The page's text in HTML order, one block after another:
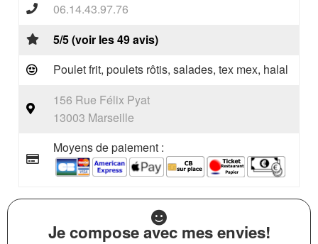
06.14.43.97.76
5/5 (voir les 49 avis)
Poulet frit, poulets rôtis, salades, tex mex, halal
156 Rue Félix Pyat
13003 Marseille
Moyens de paiement :
Je compose avec mes envies!